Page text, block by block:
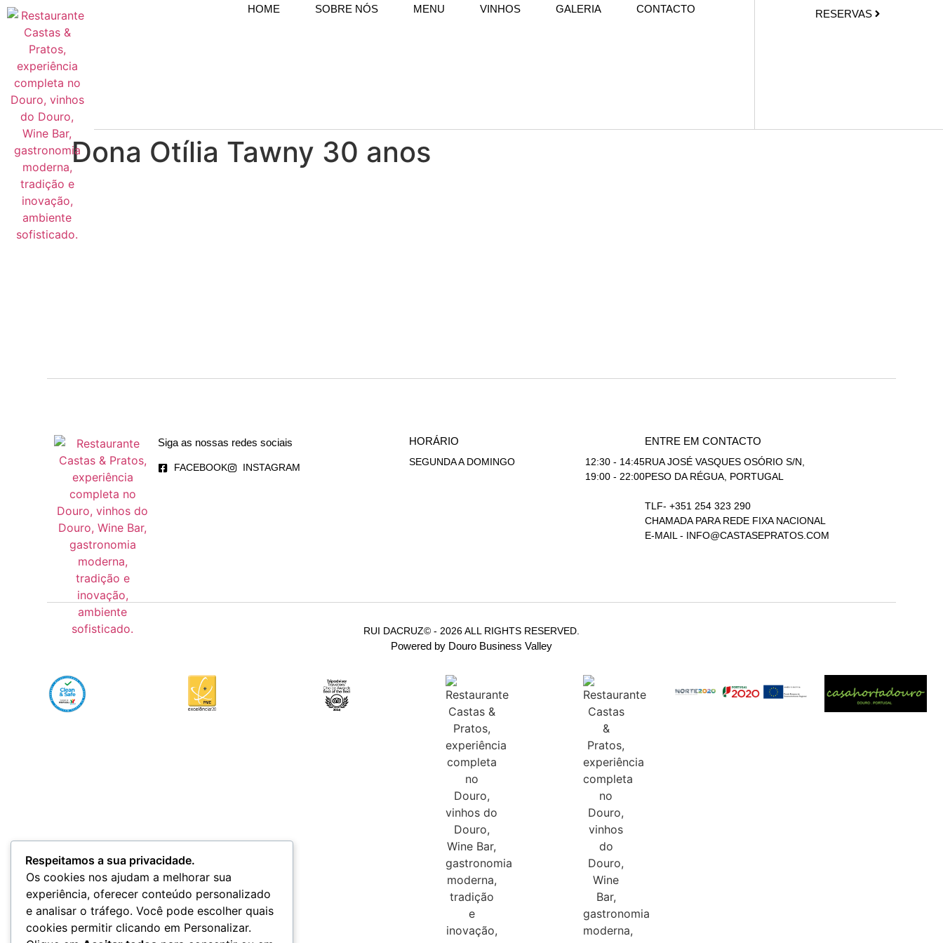
HOME SOBRE NÓS MENU VINHOS GALERIA CONTACTO RESERVAS
Dona Otília Tawny 30 anos
Siga as nossas redes sociais
FACEBOOK INSTAGRAM
HORÁRIO
SEGUNDA A DOMINGO
12:30 - 14:45
19:00 - 22:00
ENTRE EM CONTACTO
RUA JOSÉ VASQUES OSÓRIO S/N,
PESO DA RÉGUA, PORTUGAL
TLF- +351 254 323 290
CHAMADA PARA REDE FIXA NACIONAL
E-MAIL - INFO@CASTASEPRATOS.COM
RUI DACRUZ© - 2026 ALL RIGHTS RESERVED.
Powered by Douro Business Valley
Respeitamos a sua privacidade.
Os cookies nos ajudam a melhorar sua
experiência, oferecer conteúdo personalizado
e analisar o tráfego. Você pode escolher quais
cookies permitir clicando em Personalizar.